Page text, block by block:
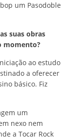
um Pasodoble
suas obras
momento?
ao estudo
a oferecer
básico. Fiz
um
nexo nem
a Tocar Rock